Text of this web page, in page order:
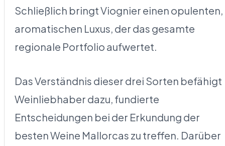
Schließlich bringt Viognier einen opulenten,
aromatischen Luxus, der das gesamte
regionale Portfolio aufwertet.
Das Verständnis dieser drei Sorten befähigt
Weinliebhaber dazu, fundierte
Entscheidungen bei der Erkundung der
besten Weine Mallorcas zu treffen. Darüber